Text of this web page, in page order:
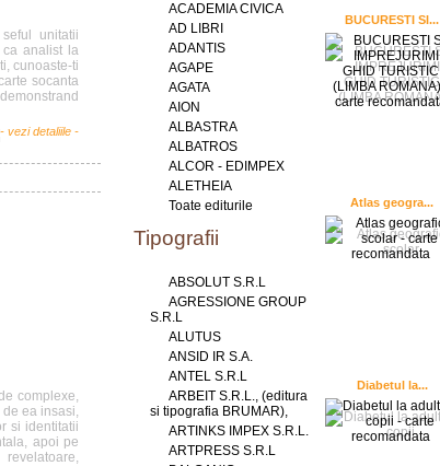
unitatii
analist la
cunoaste-ti
socanta
complexe,
ea insasi,
si identitatii
apoi pe
ACADEMIA CIVICA
AD LIBRI
ADANTIS
AGAPE
AGATA
AION
ALBASTRA
ALBATROS
ALCOR - EDIMPEX
ALETHEIA
Toate editurile
Tipografii
ABSOLUT S.R.L
AGRESSIONE GROUP
S.R.L
ALUTUS
ANSID IR S.A.
ANTEL S.R.L
ARBEIT S.R.L., (editura
si tipografia BRUMAR),
ARTINKS IMPEX S.R.L.
ARTPRESS S.R.L
BUCURESTI SI...
Atlas geogra...
Diabetul la...